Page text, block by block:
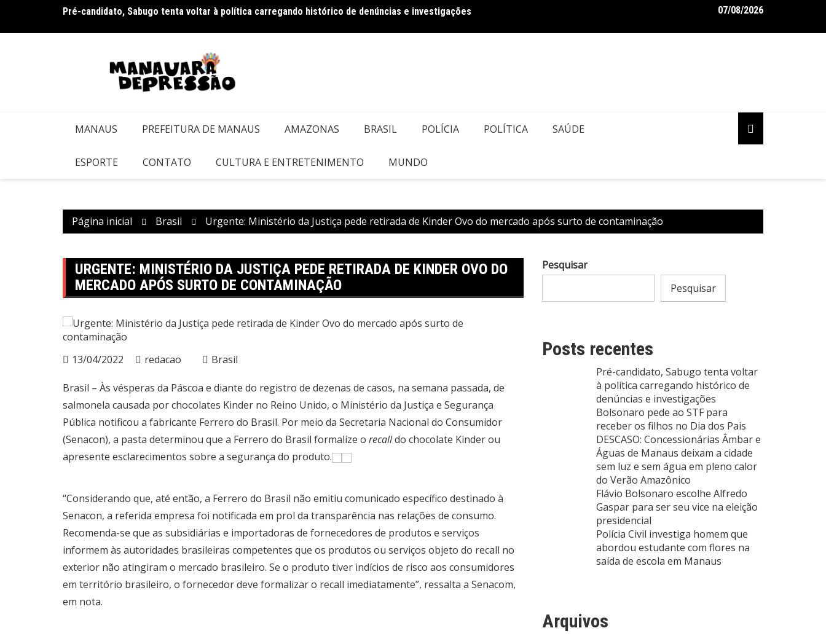
o
Pré-candidato, Sabugo tenta voltar à política carregando histórico de denúncias e investigações
Bolsonaro pede ao STF para receber os filhos no Dia dos Pais
DESCASO: Concessionárias Âmbar e Águas de Manaus deixam a
07/08/2026
MANAUS PREFEITURA DE MANAUS AMAZONAS BRASIL POLÍCIA POLÍTICA SAÚDE
ESPORTE CONTATO CULTURA E ENTRETENIMENTO MUNDO
Página inicial Brasil Urgente: Ministério da Justiça pede retirada de Kinder Ovo do mercado após surto de contaminação
URGENTE: MINISTÉRIO DA JUSTIÇA PEDE RETIRADA DE KINDER OVO DO
MERCADO APÓS SURTO DE CONTAMINAÇÃO
13/04/2022 redacao Brasil
Brasil – Às vésperas da Páscoa e diante do registro de dezenas de casos, na semana passada, de
salmonela causada por chocolates Kinder no Reino Unido, o Ministério da Justiça e Segurança
Pública notificou a fabricante Ferrero do Brasil. Por meio da Secretaria Nacional do Consumidor
(Senacon), a pasta determinou que a Ferrero do Brasil formalize o recalldo chocolate Kinder ou
apresente esclarecimentos sobre a segurança do produto.
“Considerando que, até então, a Ferrero do Brasil não emitiu comunicado específico destinado à
Senacon, a referida empresa foi notificada em prol da transparência nas relações de consumo.
Recomenda-se que as subsidiárias e importadoras de fornecedores de produtos e serviços
informem às autoridades brasileiras competentes que os produtos ou serviços objeto do recall no
exterior não atingiram o mercado brasileiro. Se o produto tiver indícios de risco aos consumidores
em território brasileiro, o fornecedor deve formalizar o recall imediatamente”, ressalta a Senacom,
em nota.
Pesquisar
Pesquisar
Posts recentes
Pré-candidato, Sabugo tenta voltar
à política carregando histórico de
denúncias e investigações
Bolsonaro pede ao STF para
receber os filhos no Dia dos Pais
DESCASO: Concessionárias Âmbar e
Águas de Manaus deixam a cidade
sem luz e sem água em pleno calor
do Verão Amazônico
Flávio Bolsonaro escolhe Alfredo
Gaspar para ser seu vice na eleição
presidencial
Polícia Civil investiga homem que
abordou estudante com flores na
saída de escola em Manaus
Arquivos